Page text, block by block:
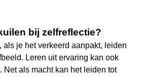
bij zelfreflectie?
als je het verkeerd aanpakt, leiden
Leren uit ervaring kan ook
Net als macht kan het leiden tot